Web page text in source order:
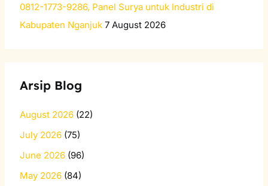
0812-1773-9286, Panel Surya untuk Industri di
Kabupaten Nganjuk 7 August 2026
Arsip Blog
August 2026 (22)
July 2026 (75)
June 2026 (96)
May 2026 (84)